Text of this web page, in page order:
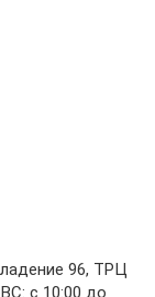
96, ТРЦ
с 10:00 до